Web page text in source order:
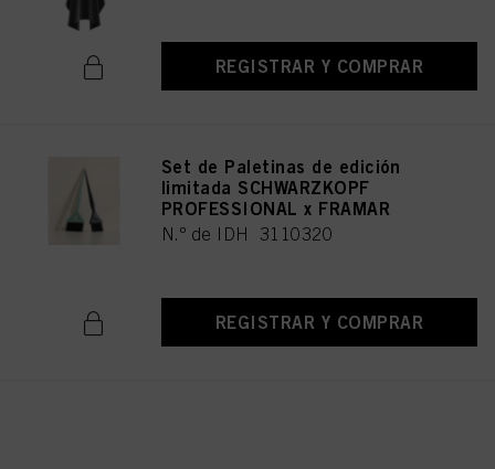
REGISTRAR Y COMPRAR
Set de Paletinas de edición
limitada SCHWARZKOPF
PROFESSIONAL x FRAMAR
N.º de IDH 3110320
REGISTRAR Y COMPRAR